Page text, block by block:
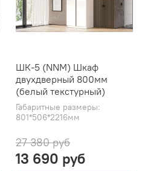
ШК-5 (NNM) Шкаф
двухдверный 800мм
(белый текстурный)
Габаритные размеры:
801*506*2216мм
27 380 руб
13 690 руб